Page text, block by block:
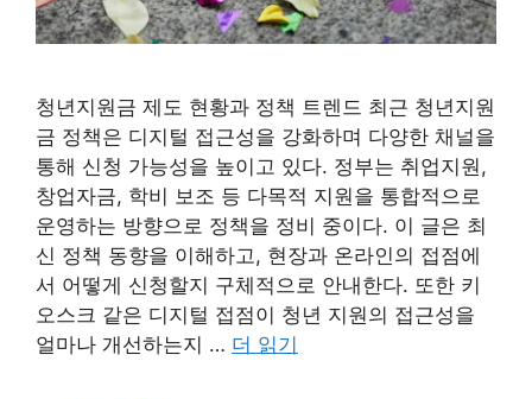
청년지원금 제도 현황과 정책 트렌드 최근 청년지원
금 정책은 디지털 접근성을 강화하며 다양한 채널을
통해 신청 가능성을 높이고 있다. 정부는 취업지원,
창업자금, 학비 보조 등 다목적 지원을 통합적으로
운영하는 방향으로 정책을 정비 중이다. 이 글은 최
신 정책 동향을 이해하고, 현장과 온라인의 접점에
서 어떻게 신청할지 구체적으로 안내한다. 또한 키
오스크 같은 디지털 접점이 청년 지원의 접근성을
얼마나 개선하는지 … 더 읽기